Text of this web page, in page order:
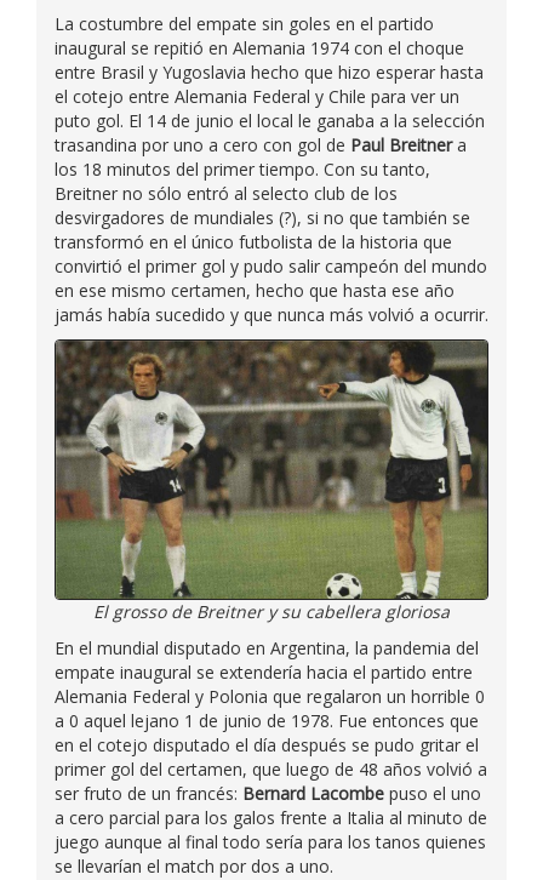
La costumbre del empate sin goles en el partido
inaugural se repitió en Alemania 1974 con el choque
entre Brasil y Yugoslavia hecho que hizo esperar hasta
el cotejo entre Alemania Federal y Chile para ver un
puto gol. El 14 de junio el local le ganaba a la selección
trasandina por uno a cero con gol de Paul Breitnera
los 18 minutos del primer tiempo. Con su tanto,
Breitner no sólo entró al selecto club de los
desvirgadores de mundiales (?), si no que también se
transformó en el único futbolista de la historia que
convirtió el primer gol y pudo salir campeón del mundo
en ese mismo certamen, hecho que hasta ese año
jamás había sucedido y que nunca más volvió a ocurrir.
El grosso de Breitner y su cabellera gloriosa
En el mundial disputado en Argentina, la pandemia del
empate inaugural se extendería hacia el partido entre
Alemania Federal y Polonia que regalaron un horrible 0
a 0 aquel lejano 1 de junio de 1978. Fue entonces que
en el cotejo disputado el día después se pudo gritar el
primer gol del certamen, que luego de 48 años volvió a
ser fruto de un francés: Bernard Lacombe puso el uno
a cero parcial para los galos frente a Italia al minuto de
juego aunque al final todo sería para los tanos quienes
se llevarían el match por dos a uno.